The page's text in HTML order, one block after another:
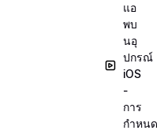
แอ
พบ
นอุ
ปกรณ์
iOS
-
การ
กำหนด